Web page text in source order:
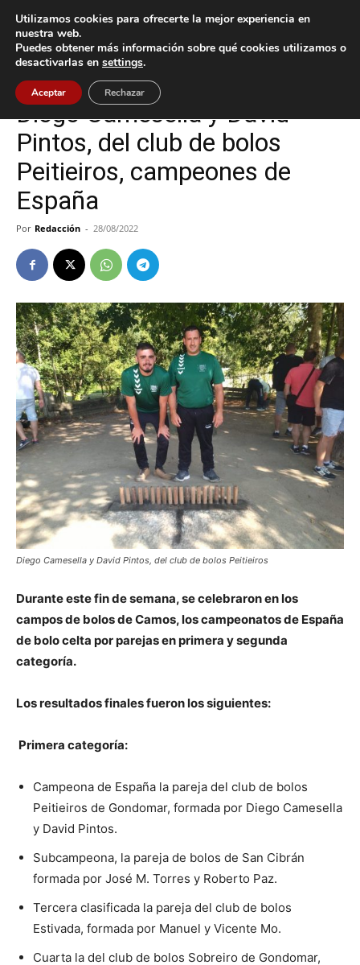
Inicio Baiona
Baiona Gondomar
Diego Camesella y David
Pintos, del club de bolos
Peitieiros, campeones de
España
Por Redacción - 28/08/2022
Diego Camesella y David Pintos, del club de bolos Peitieiros
Durante este fin de semana, se celebraron en los
campos de bolos de Camos, los campeonatos de España
de bolo celta por parejas en primera y segunda
categoría.
Los resultados finales fueron los siguientes:
Primera categoría:
Campeona de España la pareja del club de bolos
Peitieiros de Gondomar, formada por Diego Camesella
y David Pintos.
Subcampeona, la pareja de bolos de San Cibrán
formada por José M. Torres y Roberto Paz.
Tercera clasificada la pareja del club de bolos
Estivada, formada por Manuel y Vicente Mo.
Cuarta la del club de bolos Sobreiro de Gondomar,
Utilizamos cookies para ofrecerte la mejor experiencia en
nuestra web.
Puedes obtener más información sobre qué cookies utilizamos o
desactivarlas en settings.
Aceptar Rechazar